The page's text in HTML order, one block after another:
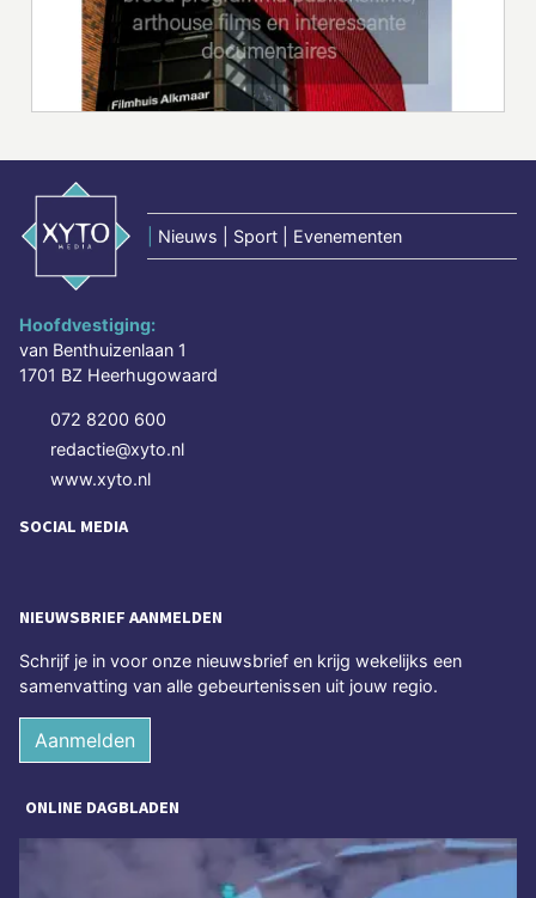
Nieuws | Sport | Evenementen
Hoofdvestiging:
van Benthuizenlaan 1
1701 BZ Heerhugowaard
072 8200 600
redactie@xyto.nl
www.xyto.nl
SOCIAL MEDIA
NIEUWSBRIEF AANMELDEN
Schrijf je in voor onze nieuwsbrief en krijg wekelijks een
samenvatting van alle gebeurtenissen uit jouw regio.
Aanmelden
ONLINE DAGBLADEN